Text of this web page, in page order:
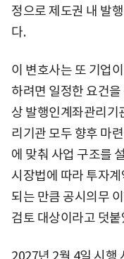
정으로 제도권 내 발
다.
이 변호사는 또 기업
하려면 일정한 요건
상 발행인계좌관리기
리기관 모두 향후 마
에 맞춰 사업 구조를
시장법에 따라 투자
되는 만큼 공시의무
검토 대상이라고 덧붙
2027년 2월 4일 시행